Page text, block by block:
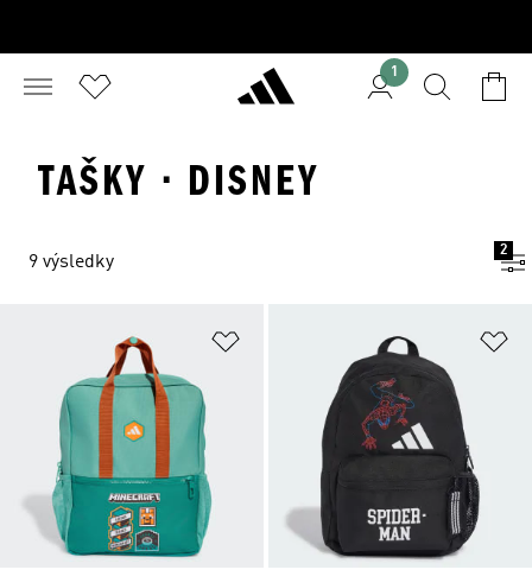
1
TAŠKY · DISNEY
9 výsledky
2
Přidat do seznamu přání